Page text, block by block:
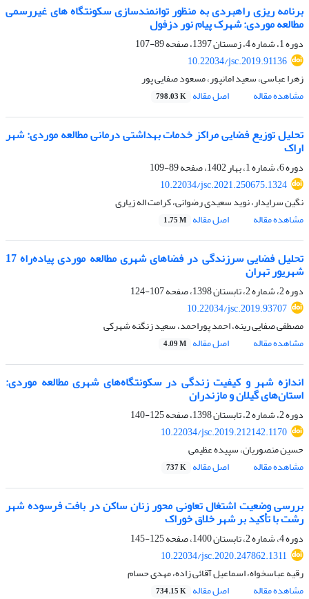
برنامه ریزی راهبردی به منظور توانمندسازی سکونتگاه های غیررسمی
مطالعه موردی: شهرک پیام نور دزفول
دوره 1، شماره 4، زمستان 1397، صفحه
89-107
10.22034/jsc.2019.91136
زهرا عباسی، سعید امانپور، مسعود صفایی پور
مشاهده مقاله
اصل مقاله 798.03 K
تحلیل توزیع فضایی مراکز خدمات بهداشتی درمانی مطالعه موردی: شهر
اراک
دوره 6، شماره 1، بهار 1402، صفحه
89-109
10.22034/jsc.2021.250675.1324
نگین سرایدار، نوید سعیدی رضوانی، کرامت اله زیاری
مشاهده مقاله
اصل مقاله 1.75 M
تحلیل فضایی سرزندگی در فضاهای شهری مطالعه موردی پیاده‌راه 17
شهریور تهران
دوره 2، شماره 2، تابستان 1398، صفحه
107-124
10.22034/jsc.2019.93707
مصطفی صفایی رینه، احمد پوراحمد، سعید زنگنه شهرکی
مشاهده مقاله
اصل مقاله 4.09 M
اندازه شهر و کیفیت زندگی در سکونتگاه‌های شهری مطالعه موردی:
استان‌های گیلان و مازندران
دوره 2، شماره 2، تابستان 1398، صفحه
125-140
10.22034/jsc.2019.212142.1170
حسین منصوریان، سپیده عظیمی
مشاهده مقاله
اصل مقاله 737 K
بررسی وضعیت اشتغال تعاونی محور زنان ساکن در بافت فرسوده شهر
رشت با تأکید بر شهر خلاق خوراک
دوره 4، شماره 2، تابستان 1400، صفحه
125-145
10.22034/jsc.2020.247862.1311
رقیه عباسخواه، اسماعیل آقائی زاده، مهدی حسام
مشاهده مقاله
اصل مقاله 734.15 K